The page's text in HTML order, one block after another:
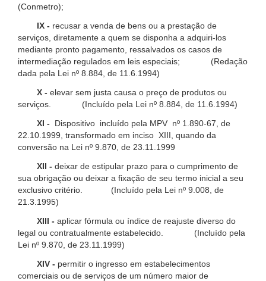
(Conmetro);
IX - recusar a venda de bens ou a prestação de
serviços, diretamente a quem se disponha a adquiri-los
mediante pronto pagamento, ressalvados os casos de
intermediação regulados em leis especiais; (Redação
dada pela Lei nº 8.884, de 11.6.1994)
X - elevar sem justa causa o preço de produtos ou
serviços. (Incluído pela Lei nº 8.884, de 11.6.1994)
XI -
Dispositivo incluído pela MPV nº 1.890-67, de
22.10.1999, transformado em inciso XIII, quando da
conversão na Lei nº 9.870, de 23.11.1999
XII - deixar de estipular prazo para o cumprimento de
sua obrigação ou deixar a fixação de seu termo inicial a seu
exclusivo critério. (Incluído pela Lei nº 9.008, de
21.3.1995)
XIII - aplicar fórmula ou índice de reajuste diverso do
legal ou contratualmente estabelecido. (Incluído pela
Lei nº 9.870, de 23.11.1999)
XIV - permitir o ingresso em estabelecimentos
comerciais ou de serviços de um número maior de